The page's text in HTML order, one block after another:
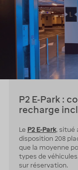
P2 E-Park :
recharge
Le P2 E-Park, situé
disposition 208
que la moyenne
types de
sur réservation.